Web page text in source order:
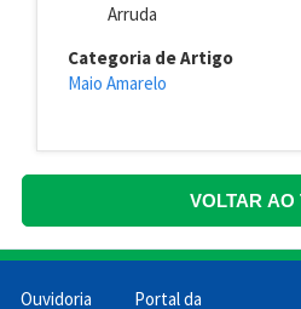
Arruda
Categoria de Artigo
Maio Amarelo
VOLTAR AO
Ouvidoria Portal da